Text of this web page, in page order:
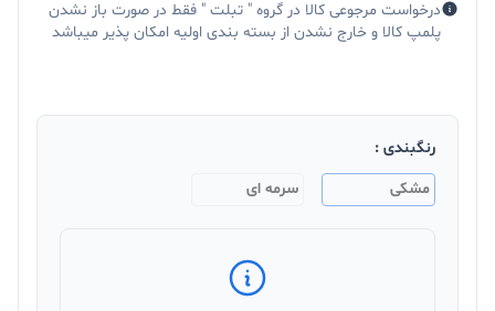
درخواست مرجوعی کالا در گروه " تبلت " فقط در صورت باز نشدن
پلمپ کالا و خارج نشدن از بسته بندی اولیه امکان پذیر میباشد
رنگبندی :
مشکی
سرمه ای